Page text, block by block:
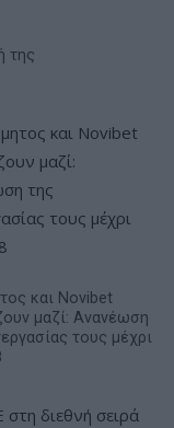
της
και Novibet
μαζί: Ανανέωση
τους μέχρι